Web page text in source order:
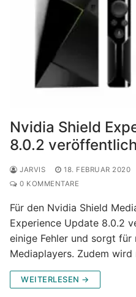
Nvidia Shield
8.0.2
JARVIS 18. FEBRUAR 2020
0 KOMMENTARE
Für den Nvidia Shield
Experience Update 8.0.2
einige Fehler und sorgt
Mediaplayers. Zudem
WEITERLESEN →